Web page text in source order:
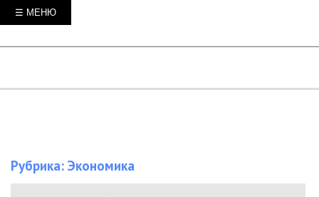
☰ МЕНЮ
Рубрика: Экономика